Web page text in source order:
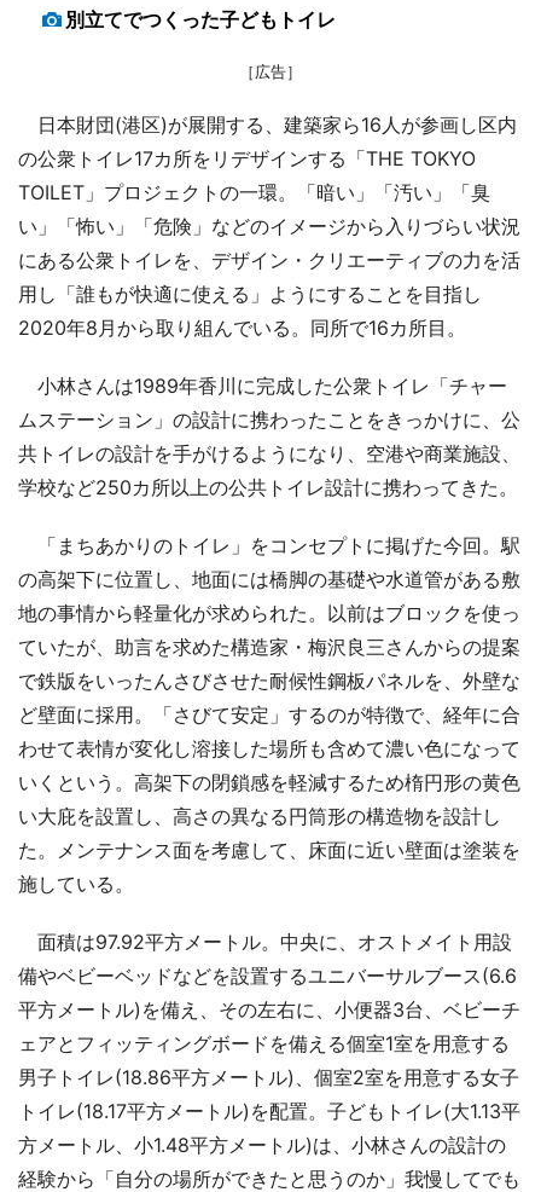
別立てでつくった子どもトイレ
［広告］
日本財団(港区)が展開する、建築家ら16人が参画し区内
の公衆トイレ17カ所をリデザインする「THE TOKYO
TOILET」プロジェクトの一環。「暗い」「汚い」「臭
い」「怖い」「危険」などのイメージから入りづらい状況
にある公衆トイレを、デザイン・クリエーティブの力を活
用し「誰もが快適に使える」ようにすることを目指し
2020年8月から取り組んでいる。同所で16カ所目。
小林さんは1989年香川に完成した公衆トイレ「チャー
ムステーション」の設計に携わったことをきっかけに、公
共トイレの設計を手がけるようになり、空港や商業施設、
学校など250カ所以上の公共トイレ設計に携わってきた。
「まちあかりのトイレ」をコンセプトに掲げた今回。駅
の高架下に位置し、地面には橋脚の基礎や水道管がある敷
地の事情から軽量化が求められた。以前はブロックを使っ
ていたが、助言を求めた構造家・梅沢良三さんからの提案
で鉄版をいったんさびさせた耐候性鋼板パネルを、外壁な
ど壁面に採用。「さびて安定」するのが特徴で、経年に合
わせて表情が変化し溶接した場所も含めて濃い色になって
いくという。高架下の閉鎖感を軽減するため楕円形の黄色
い大庇を設置し、高さの異なる円筒形の構造物を設計し
た。メンテナンス面を考慮して、床面に近い壁面は塗装を
施している。
面積は97.92平方メートル。中央に、オストメイト用設
備やベビーベッドなどを設置するユニバーサルブース(6.6
平方メートル)を備え、その左右に、小便器3台、ベビーチ
ェアとフィッティングボードを備える個室1室を用意する
男子トイレ(18.86平方メートル)、個室2室を用意する女子
トイレ(18.17平方メートル)を配置。子どもトイレ(大1.13平
方メートル、小1.48平方メートル)は、小林さんの設計の
経験から「自分の場所ができたと思うのか」我慢してでも